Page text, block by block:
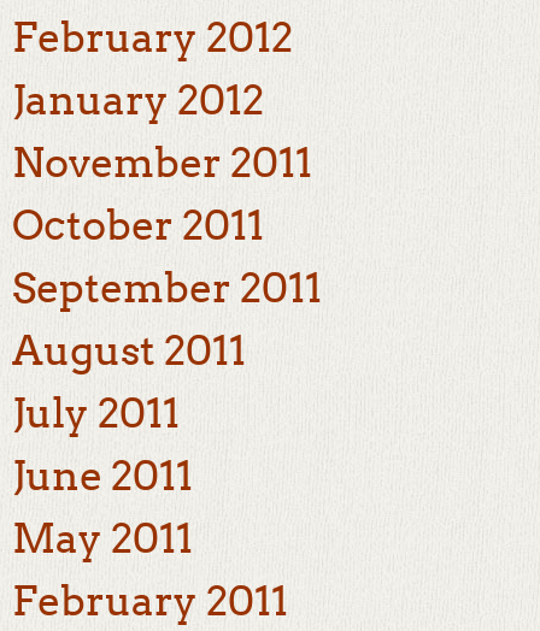
February 2012
January 2012
November 2011
October 2011
September 2011
August 2011
July 2011
June 2011
May 2011
February 2011